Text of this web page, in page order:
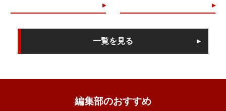
一覧を見る
編集部のおすすめ